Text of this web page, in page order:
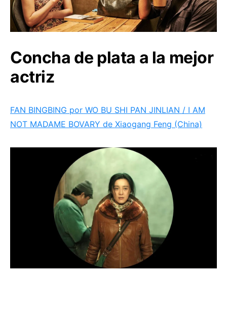
Concha de plata a la mejor
actriz
FAN BINGBING por WO BU SHI PAN JINLIAN / I AM
NOT MADAME BOVARY de Xiaogang Feng (China)